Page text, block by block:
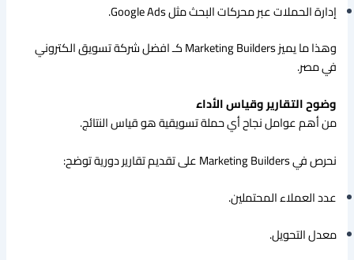
إدارة الحملات عبر محركات البحث مثل Google Ads.
وهذا ما يميز Marketing Builders كـ افضل شركة تسويق الكتروني
في مصر.
وضوح التقارير وقياس الأداء
من أهم عوامل نجاح أي حملة تسويقية هو قياس النتائج.
نحرص في Marketing Builders على تقديم تقارير دورية توضح:
عدد العملاء المحتملين.
معدل التحويل.